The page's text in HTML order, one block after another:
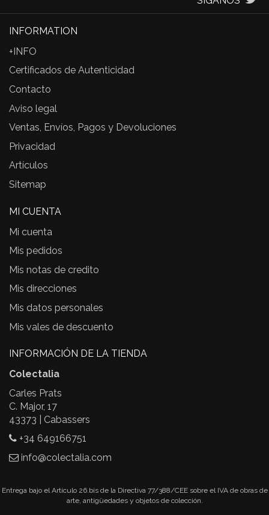
INFORMATION
+INFO
Certificados de Autenticidad
Contacto
Aviso legal
Ventas, Envíos, Pagos y Devoluciones
Privacidad
Artículos
Sitemap
MI CUENTA
Mi cuenta
Mis pedidos
Mis notas de credito
Mis direcciones
Mis datos personales
Mis vales de descuento
INFORMACIÓN DE LA TIENDA
Colectalia
Carles Prats
C. Major, 17
43373 | Cabassers
+34 649166751
info@colectalia.com
Entrega bajo el Artículo 26.bis de la Directiva 77/388/CEE sobre el IVA de obras de
arte, antigüedades y objetos de colección.